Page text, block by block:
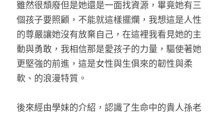
雖然很頹廢但是她還是一面找資源，畢竟她有三
個孩子要照顧，不能就這樣擺爛，我想這是人性
的尊嚴讓她沒有放棄自己，在這裡我看見她的主
動與勇敢，我相信那是愛孩子的力量，驅使著她
更堅強的前進，這是女性與生俱來的韌性與柔
軟、的浪漫特質。
後來經由學妹的介紹，認識了生命中的貴人孫老